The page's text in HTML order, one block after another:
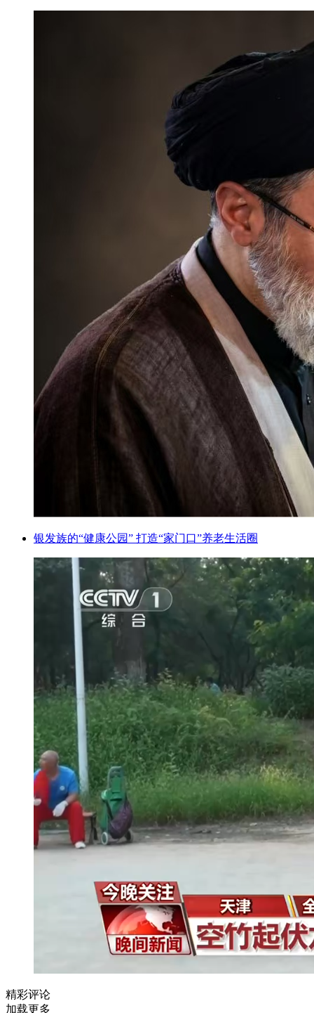
银发族的“健康公园” 打造“家门口”养老生活圈
精彩评论
加载更多